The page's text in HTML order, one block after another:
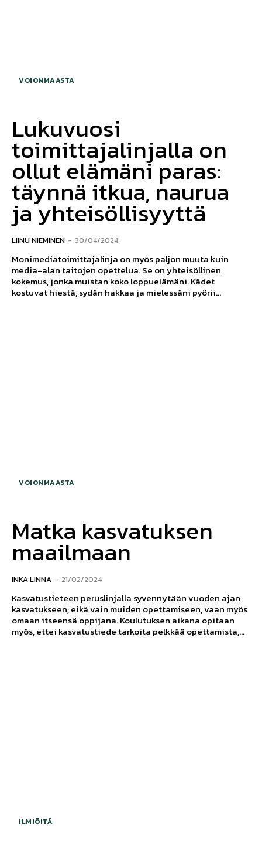
VOIONMAASTA
Lukuvuosi
toimittajalinjalla on
ollut elämäni paras:
täynnä itkua, naurua
ja yhteisöllisyyttä
LIINU NIEMINEN - 30/04/2024
Monimediatoimittajalinja on myös paljon muuta kuin
media-alan taitojen opettelua. Se on yhteisöllinen
kokemus, jonka muistan koko loppuelämäni. Kädet
kostuvat hiestä, sydän hakkaa ja mielessäni pyörii...
VOIONMAASTA
Matka kasvatuksen
maailmaan
INKA LINNA - 21/02/2024
Kasvatustieteen peruslinjalla syvennytään vuoden ajan
kasvatukseen; eikä vain muiden opettamiseen, vaan myös
omaan itseensä oppijana. Koulutuksen aikana opitaan
myös, ettei kasvatustiede tarkoita pelkkää opettamista,...
ILMIÖITÄ